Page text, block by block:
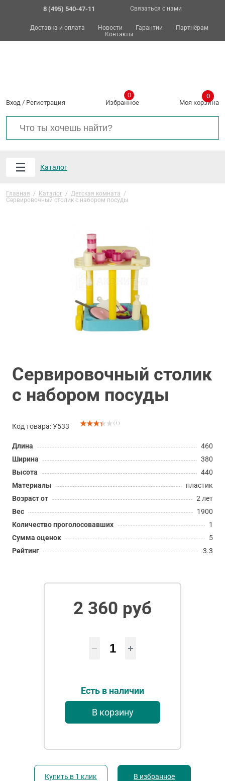
8 (495) 540-47-11 Связаться с нами
Доставка и оплата Новости Гарантии
Партнёрам
Контакты
Вход / Регистрация Избранное
0
Моя корзина
0
Каталог
Главная / Каталог / Детская комната /
Сервировочный столик с набором посуды
Сервировочный столик
с набором посуды
Код товара: У533 ( 1 )
Длина
460
Ширина
380
Высота
440
Материалы
пластик
Возраст от
2 лет
Вес
1900
Количество проголосовавших
1
Сумма оценок
5
Рейтинг
3.3
2 360 руб
Есть в наличии
В корзину
Купить в 1 клик В избранное